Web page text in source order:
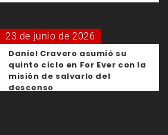
23 de junio de 2026
Daniel Cravero asumió su
quinto ciclo en For Ever con la
misión de salvarlo del
descenso